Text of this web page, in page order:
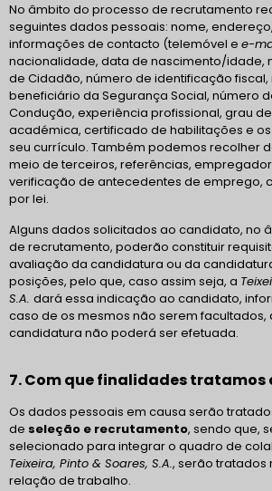
No âmbito do processo de recrutamento
seguintes dados pessoais: nome,
informações de contacto (telemóvel e e-
nacionalidade, data de nascimento/idade,
de Cidadão, número de identificação fiscal,
beneficiário da Segurança Social, número
Condução, experiência profissional, grau
académica, certificado de habilitações e
seu currículo. Também podemos recolher
meio de terceiros, referências,
verificação de antecedentes de emprego,
por lei.
Alguns dados solicitados ao candidato, no
de recrutamento, poderão constituir
avaliação da candidatura ou da
posições, pelo que, caso assim seja, a
S.A. dará essa indicação ao candidato,
caso de os mesmos não serem facultados,
candidatura não poderá ser efetuada.
7. Com que finalidades tratamos
Os dados pessoais em causa serão
de seleção e recrutamento, sendo que,
selecionado para integrar o quadro de
Teixeira, Pinto & Soares, S.A., serão tratados
relação de trabalho.